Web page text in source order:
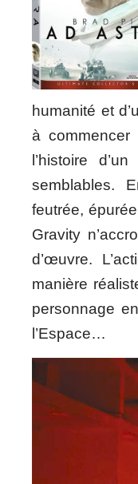
humanité et
à
l’histoire
semblables.
feutrée,
Gravity
d’œuvre.
manière
personnage
l’Espace…